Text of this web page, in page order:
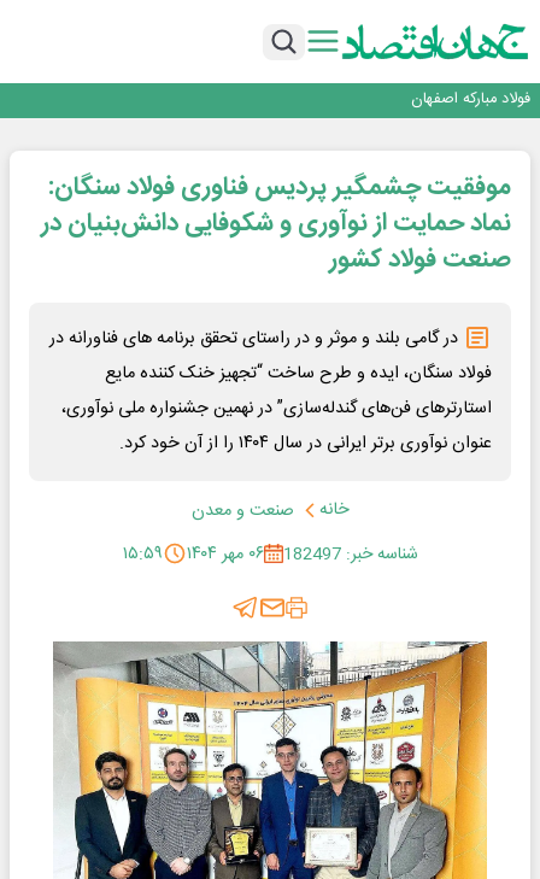
تداوم صعود مس در بازارهای جهانی؛ قیمت فلز سرخ از ۱۴هزار دلار در هر تن عبور کرد
فولاد مبارکه اصفهان
تجدیدپذیر با حضور استاندار اصفهان
گفتگو با کاوه معلمی، مدیر حسابداری مدیریت فولادسنگان
تداوم صعود مس در بازارهای جهانی؛ قیمت فلز سرخ از ۱۴هزار دلار در هر تن عبور کرد
فولاد در تله قیمت‌گذاری دستوری
موفقیت چشمگیر پردیس فناوری فولاد سنگان:
نماد حمایت از نوآوری و شکوفایی دانش‌بنیان در
صنعت فولاد کشور
در گامی بلند و موثر و در راستای تحقق برنامه های فناورانه در
فولاد سنگان، ایده و طرح ساخت “تجهیز خنک کننده مایع
استارترهای فن‌های گندله‌سازی” در نهمین جشنواره ملی نوآوری،
عنوان نوآوری برتر ایرانی در سال ۱۴۰۴ را از آن خود کرد.
خانه
صنعت و معدن
شناسه خبر: 182497
۰۶ مهر ۱۴۰۴ ۱۵:۵۹